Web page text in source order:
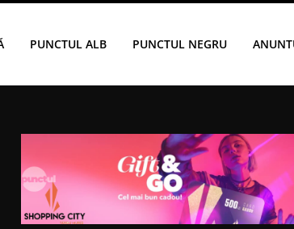
PUNCTUL ALB PUNCTUL NEGRU